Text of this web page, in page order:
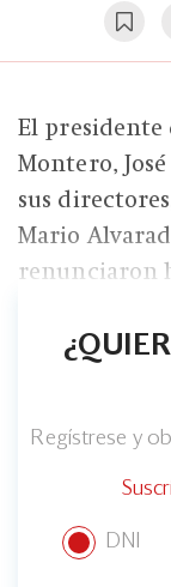
El
Montero,
sus
Mario
renunciaron
Regístrese y
DNI